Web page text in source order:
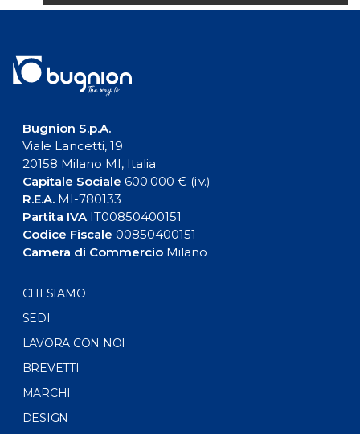
Bugnion S.p.A.
Viale Lancetti, 19
20158 Milano MI, Italia
Capitale Sociale 600.000 € (i.v.)
R.E.A.MI-780133
Partita IVAIT00850400151
Codice Fiscale 00850400151
Camera di CommercioMilano
CHI SIAMO
SEDI
LAVORA CON NOI
BREVETTI
MARCHI
DESIGN